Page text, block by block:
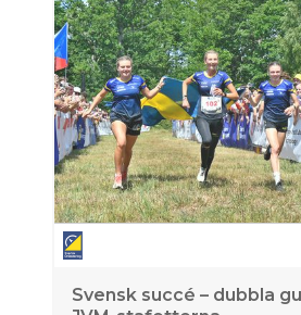
Svensk succé – dubbla